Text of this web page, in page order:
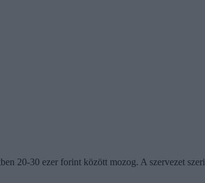
20-30 ezer forint között mozog. A szervezet